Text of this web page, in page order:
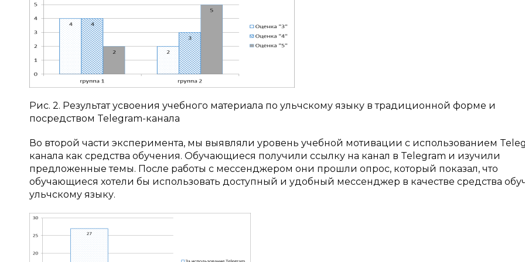
Рис. 2. Результат усвоения учебного материала по ульчскому языку в традиционной форме и
посредством Telegram-канала
Во второй части эксперимента, мы выявляли уровень учебной мотивации с использованием
канала как средства обучения. Обучающиеся получили ссылку на канал в Telegram и изучили
предложенные темы. После работы с мессенджером они прошли опрос, который показал, что
обучающиеся хотели бы использовать доступный и удобный мессенджер в качестве средства
ульчскому языку.